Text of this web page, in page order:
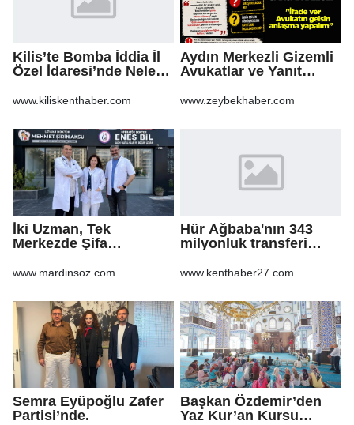
Kilis’te Bomba İddia İl
Özel İdaresi’nde Neler
www.kiliskenthaber.com
Aydın Merkezli Gizemli
Avukatlar ve Yanıt
www.zeybekhaber.com
İki Uzman, Tek
Merkezde Şifa
www.mardinsoz.com
Hür Ağbaba'nın 343
milyonluk transferi
Ağbaba'ya milyonlar
www.kenthaber27.com
Semra Eyüpoğlu Zafer
Partisi’nde.
Başkan Özdemir’den
Yaz Kur’an Kursu